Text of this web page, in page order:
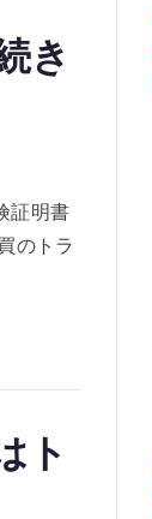
き
証明書
のトラ
ト